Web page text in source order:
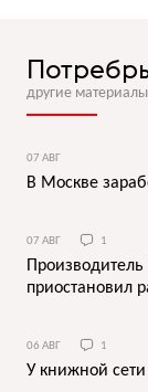
другие материалы
07 АВГ
В Москве
07 АВГ 1
приостановил
06 АВГ 1
У книжной